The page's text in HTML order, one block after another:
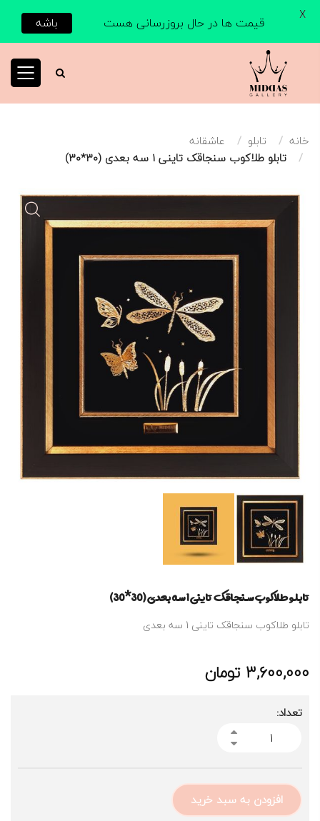
خانه تابلو
عاشقانه
تابلو طلاکوب سنجاقک تاینی 1 سه بعدی (30*30)
تابلو طلاکوب سنجاقک تاینی 1 سه بعدی (30*30)
تابلو طلاکوب سنجاقک تاینی 1 سه بعدی
3,600,000 تومان
تعداد:
افزودن به سبد خرید
قیمت ها در حال بروزرسانی هست باشه X